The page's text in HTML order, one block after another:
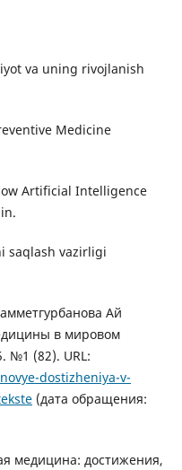
va uning rivojlanish
Medicine
Artificial Intelligence
saqlash vazirligi
Ай
в мировом
№1 (82). URL:
dostizheniya-v-
(дата обращения:
медицина: достижения,